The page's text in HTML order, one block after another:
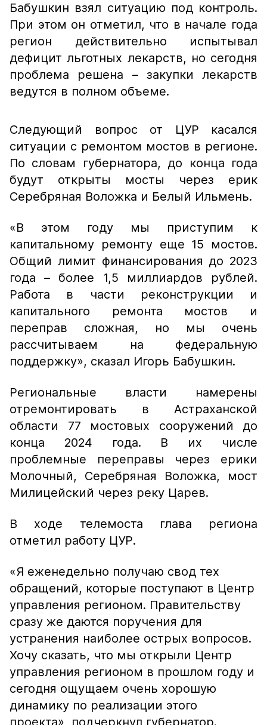
Бабушкин взял ситуацию под контроль.
При этом он отметил, что в начале года
регион действительно испытывал
дефицит льготных лекарств, но сегодня
проблема решена – закупки лекарств
ведутся в полном объеме.
Следующий вопрос от ЦУР касался
ситуации с ремонтом мостов в регионе.
По словам губернатора, до конца года
будут открыты мосты через ерик
Серебряная Воложка и Белый Ильмень.
«В этом году мы приступим к
капитальному ремонту еще 15 мостов.
Общий лимит финансирования до 2023
года – более 1,5 миллиардов рублей.
Работа в части реконструкции и
капитального ремонта мостов и
переправ сложная, но мы очень
рассчитываем на федеральную
поддержку», сказал Игорь Бабушкин.
Региональные власти намерены
отремонтировать в Астраханской
области 77 мостовых сооружений до
конца 2024 года. В их числе
проблемные переправы через ерики
Молочный, Серебряная Воложка, мост
Милицейский через реку Царев.
В ходе телемоста глава региона
отметил работу ЦУР.
«Я еженедельно получаю свод тех
обращений, которые поступают в Центр
управления регионом. Правительству
сразу же даются поручения для
устранения наиболее острых вопросов.
Хочу сказать, что мы открыли Центр
управления регионом в прошлом году и
сегодня ощущаем очень хорошую
динамику по реализации этого
проекта», подчеркнул губернатор.